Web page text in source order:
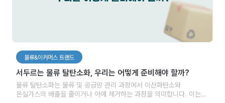
물류&이커머스 트랜드
서두르는 물류 탈탄소화, 우리는 어떻게 준비해야 할까?
물류 탈탄소화는 물류 및 공급망 관리 과정에서 이산화탄소와
온실가스의 배출을 줄이거나 아예 제거하는 과정을 의미합니다. 이는